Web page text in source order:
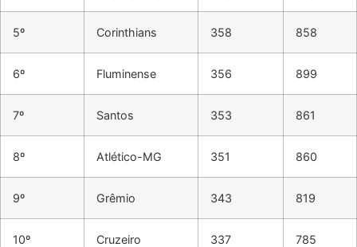
5º Corinthians 358 858
6º Fluminense 356 899
7º Santos 353 861
8º Atlético-MG 351 860
9º Grêmio 343 819
10º Cruzeiro 337 785